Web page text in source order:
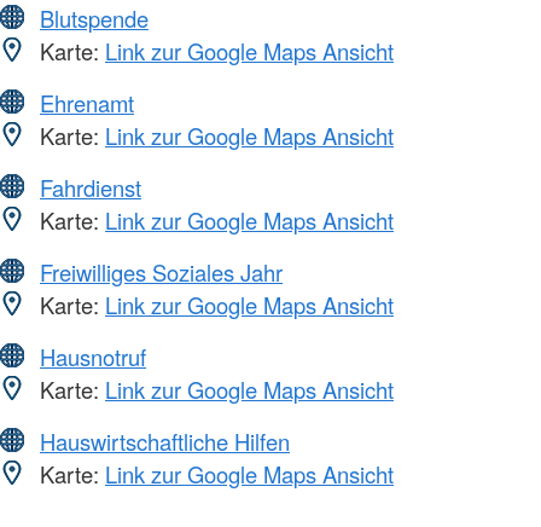
Blutspende
Karte: Link zur Google Maps Ansicht
Ehrenamt
Karte: Link zur Google Maps Ansicht
Fahrdienst
Karte: Link zur Google Maps Ansicht
Freiwilliges Soziales Jahr
Karte: Link zur Google Maps Ansicht
Hausnotruf
Karte: Link zur Google Maps Ansicht
Hauswirtschaftliche Hilfen
Karte: Link zur Google Maps Ansicht